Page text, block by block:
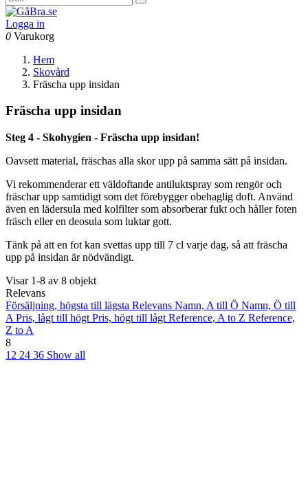
Logga in
0 Varukorg
Hem
Skovård
Fräscha upp insidan
Fräscha upp insidan
Steg 4 - Skohygien - Fräscha upp insidan!
Oavsett material, fräschas alla skor upp på samma sätt på insidan.
Vi rekommenderar ett väldoftande antiluktspray som rengör och
fräschar upp samtidigt som det förebygger obehaglig doft. Använd
även en lädersula med kolfilter som absorberar fukt och håller foten
fräsch eller en deosula som luktar gott.
Tänk på att en fot kan svettas upp till 7 cl varje dag, så att fräscha
upp på insidan är nödvändigt.
Visar 1-8 av 8 objekt
Relevans
Försäljning, högsta till lägsta Relevans Namn, A till Ö Namn, Ö till
A Pris, lågt till högt Pris, högt till lågt Reference, A to Z Reference,
Z to A
8
12 24 36 Show all